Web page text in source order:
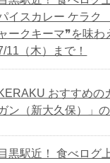
イスカレー ケラ
ークキーマ❞を味わ
11（木）まで！
おすすめの
ン（新大久保）」
目黒駅近！ 食べログ